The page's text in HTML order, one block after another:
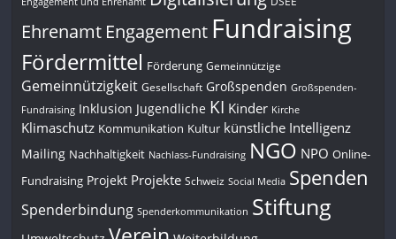
Ehrenamt Engagement Fundraising
Fördermittel Förderung Gemeinnützige
Gemeinnützigkeit Gesellschaft Großspenden Großspenden-
Fundraising Inklusion Jugendliche KI Kinder Kirche
Klimaschutz Kommunikation Kultur künstliche Intelligenz
Mailing Nachhaltigkeit Nachlass-Fundraising NGO NPO Online-
Fundraising Projekt Projekte Schweiz Social Media Spenden
Spenderbindung Spenderkommunikation Stiftung